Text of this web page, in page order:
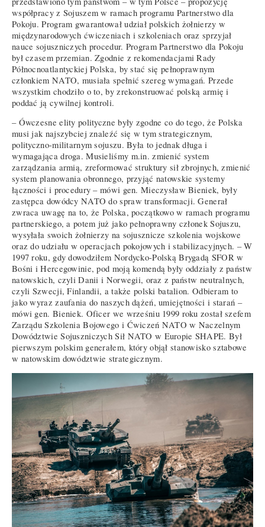
współpracy z Sojuszem w ramach programu Partnerstwo dla
Pokoju. Program gwarantował udział polskich żołnierzy w
międzynarodowych ćwiczeniach i szkoleniach oraz sprzyjał
nauce sojuszniczych procedur. Program Partnerstwo dla Pokoju
był czasem przemian. Zgodnie z rekomendacjami Rady
Północnoatlantyckiej Polska, by stać się pełnoprawnym
członkiem NATO, musiała spełnić szereg wymagań. Przede
wszystkim chodziło o to, by zrekonstruować polską armię i
poddać ją cywilnej kontroli.
– Ówczesne elity polityczne były zgodne co do tego, że Polska
musi jak najszybciej znaleźć się w tym strategicznym,
polityczno-militarnym sojuszu. Była to jednak długa i
wymagająca droga. Musieliśmy m.in. zmienić system
zarządzania armią, zreformować struktury sił zbrojnych, zmienić
system planowania obronnego, przyjąć natowskie systemy
łączności i procedury – mówi gen. Mieczysław Bieniek, były
zastępca dowódcy NATO do spraw transformacji. Generał
zwraca uwagę na to, że Polska, początkowo w ramach programu
partnerskiego, a potem już jako pełnoprawny członek Sojuszu,
wysyłała swoich żołnierzy na sojusznicze szkolenia wojskowe
oraz do udziału w operacjach pokojowych i stabilizacyjnych. – W
1997 roku, gdy dowodziłem Nordycko-Polską Brygadą SFOR w
Bośni i Hercegowinie, pod moją komendą były oddziały z państw
natowskich, czyli Danii i Norwegii, oraz z państw neutralnych,
czyli Szwecji, Finlandii, a także polski batalion. Odbieram to
jako wyraz zaufania do naszych dążeń, umiejętności i starań –
mówi gen. Bieniek. Oficer we wrześniu 1999 roku został szefem
Zarządu Szkolenia Bojowego i Ćwiczeń NATO w Naczelnym
Dowództwie Sojuszniczych Sił NATO w Europie SHAPE. Był
pierwszym polskim generałem, który objął stanowisko sztabowe
w natowskim dowództwie strategicznym.